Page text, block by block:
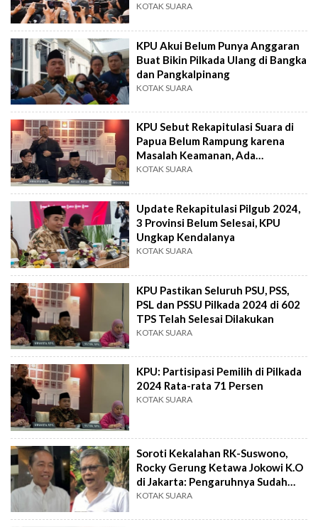
KOTAK SUARA
KPU Akui Belum Punya Anggaran
Buat Bikin Pilkada Ulang di Bangka
dan Pangkalpinang
KOTAK SUARA
KPU Sebut Rekapitulasi Suara di
Papua Belum Rampung karena
Masalah Keamanan, Ada
Penyekapan
KOTAK SUARA
Update Rekapitulasi Pilgub 2024,
3 Provinsi Belum Selesai, KPU
Ungkap Kendalanya
KOTAK SUARA
KPU Pastikan Seluruh PSU, PSS,
PSL dan PSSU Pilkada 2024 di 602
TPS Telah Selesai Dilakukan
KOTAK SUARA
KPU: Partisipasi Pemilih di Pilkada
2024 Rata-rata 71 Persen
KOTAK SUARA
Soroti Kekalahan RK-Suswono,
Rocky Gerung Ketawa Jokowi K.O
di Jakarta: Pengaruhnya Sudah
Lenyap
KOTAK SUARA